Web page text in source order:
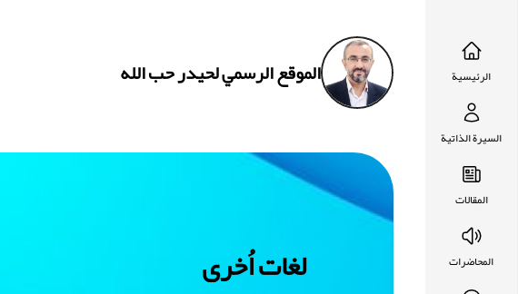
الرئيسية
السيرة الذاتية
المقالات
المحاضرات
الموقع الرسمي لحيدر حب الله
لغات اُخرى